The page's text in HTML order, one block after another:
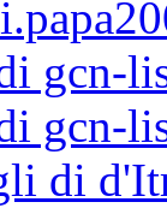
gcn-
gcn-
di